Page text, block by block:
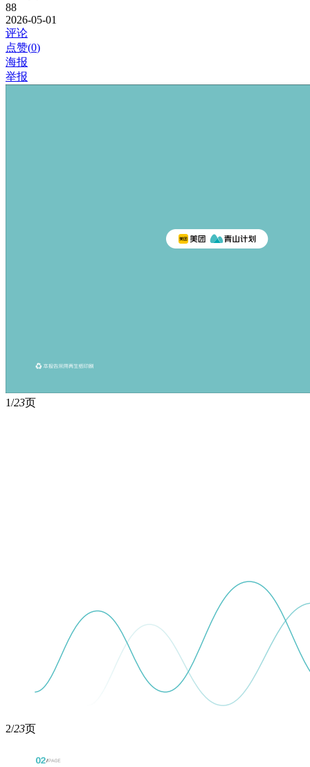
88
2026-05-01
评论
点赞(0)
海报
举报
1/23页
2/23页